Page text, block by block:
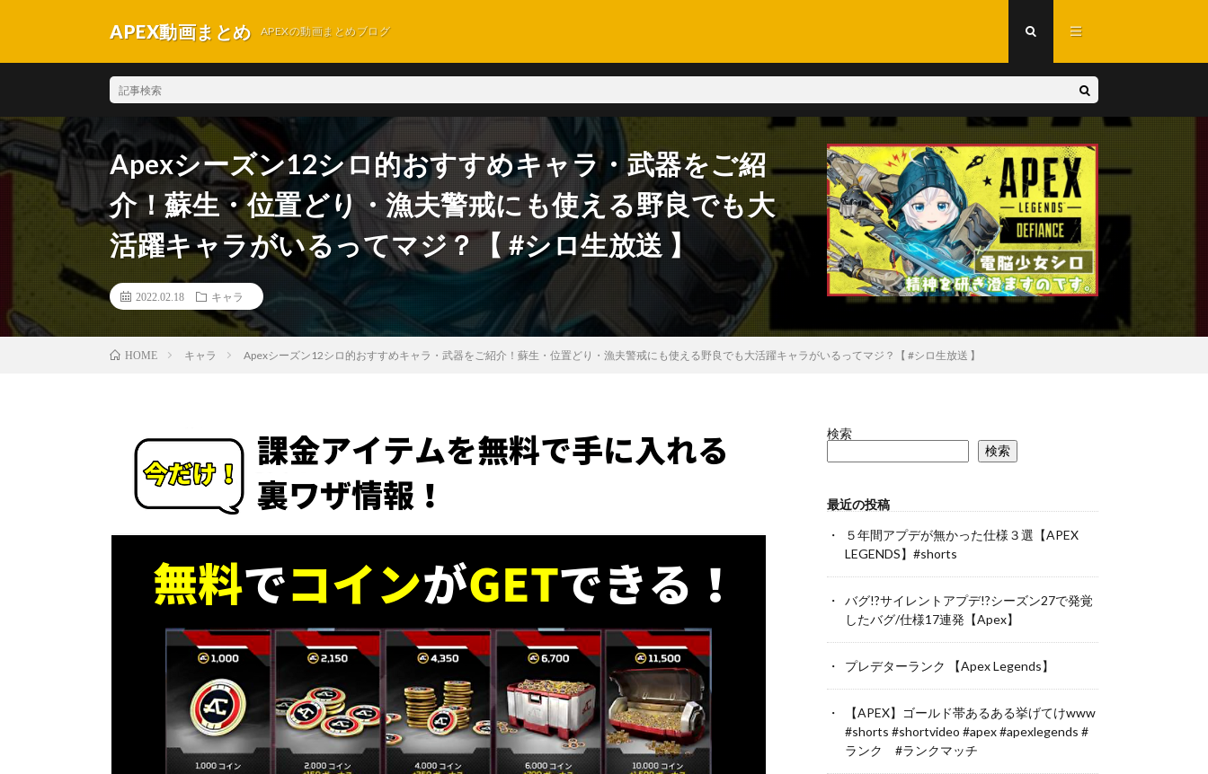
APEX動画まとめ APEXの動画まとめブログ
Apexシーズン12シロ的おすすめキャラ・武器をご紹
介！蘇生・位置どり・漁夫警戒にも使える野良でも大
活躍キャラがいるってマジ？【 #シロ生放送 】
2022.02.18 キャラ
HOME キャラ Apexシーズン12シロ的おすすめキャラ・武器をご紹介！蘇生・位置どり・漁夫警戒にも使える野良でも大活躍キャラがいるってマジ？【 #シロ生放送 】
検索
検索
最近の投稿
５年間アプデが無かった仕様３選【APEX
LEGENDS】#shorts
バグ!?サイレントアプデ!?シーズン27で発覚
したバグ/仕様17連発【Apex】
プレデターランク 【Apex Legends】
【APEX】ゴールド帯あるある挙げてけwww
#shorts #shortvideo #apex #apexlegends #
ランク #ランクマッチ